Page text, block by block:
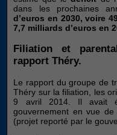
dans les prochaines
d’euros en 2030, voire
7,7 milliards d’euros en
Filiation et
rapport Théry.
Le rapport du groupe de
Théry sur la filiation, les
9 avril 2014. Il avait
gouvernement en vue de
(projet reporté par le